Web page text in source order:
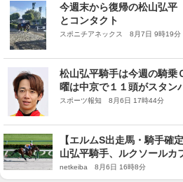
今週末から復帰の松山弘
とコンタクト
スポニチアネックス 8月7日 9時19分
松山弘平騎手は今週の騎
曜は中京で１１頭がスタ
乗見合わせ
スポーツ報知 8月6日 17時44分
【エルムS出走馬・騎手確
山弘平騎手、ルクソールカ
netkeiba 8月6日 16時8分